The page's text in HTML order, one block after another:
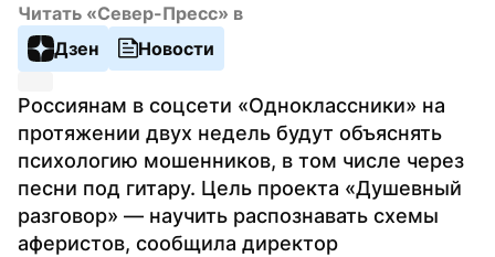
Читать «Север-Пресс» в
Дзен
Новости
Россиянам в соцсети «Одноклассники» на
протяжении двух недель будут объяснять
психологию мошенников, в том числе через
песни под гитару. Цель проекта «Душевный
разговор» — научить распознавать схемы
аферистов, сообщила директор